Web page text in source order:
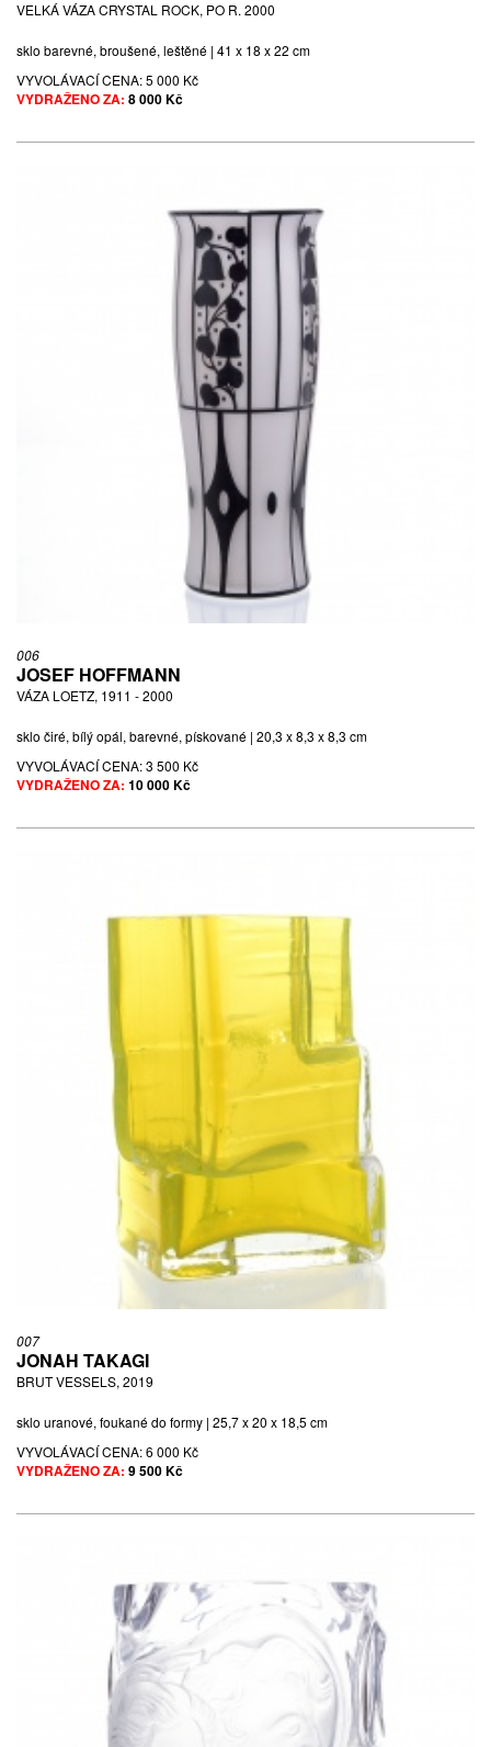
VELKÁ VÁZA CRYSTAL ROCK, PO R. 2000
sklo barevné, broušené, leštěné | 41 x 18 x 22 cm
VYVOLÁVACÍ CENA:5 000 Kč
VYDRAŽENO ZA: 8 000 Kč
006
JOSEF HOFFMANN
VÁZA LOETZ, 1911 - 2000
sklo čiré, bílý opál, barevné, pískované | 20,3 x 8,3 x 8,3 cm
VYVOLÁVACÍ CENA:3 500 Kč
VYDRAŽENO ZA: 10 000 Kč
007
JONAH TAKAGI
BRUT VESSELS, 2019
sklo uranové, foukané do formy | 25,7 x 20 x 18,5 cm
VYVOLÁVACÍ CENA:6 000 Kč
VYDRAŽENO ZA: 9 500 Kč